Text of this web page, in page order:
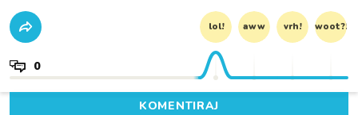
lol! aww vrh! woot?!
0
KOMENTIRAJ